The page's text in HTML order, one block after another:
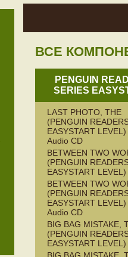
ВСЕ
PENGUIN
SERIES
LAST PHOTO, THE
(PENGUIN
EASYSTART
Audio CD
BETWEEN TWO
(PENGUIN
EASYSTART
BETWEEN TWO
(PENGUIN
EASYSTART
Audio CD
BIG BAG MISTAKE,
(PENGUIN
EASYSTART